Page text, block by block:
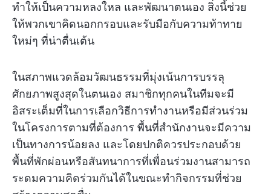
ทำให้เป็นความหลงใหล และพัฒนาตนเอง สิ่งนี้ช่วย
ให้พวกเขาคิดนอกกรอบและรับมือกับความท้าทาย
ใหม่ๆ ที่น่าตื่นเต้น
ในสภาพแวดล้อมวัฒนธรรมที่มุ่งเน้นการบรรลุ
ศักยภาพสูงสุดในตนเอง สมาชิกทุกคนในทีมจะมี
อิสระเต็มที่ในการเลือกวิธีการทำงานหรือมีส่วนร่วม
ในโครงการตามที่ต้องการ พื้นที่สำนักงานจะมีความ
เป็นทางการน้อยลง และโดยปกติควรประกอบด้วย
พื้นที่พักผ่อนหรือสันทนาการที่เพื่อนร่วมงานสามารถ
ระดมความคิดร่วมกันได้ในขณะทำกิจกรรมที่ช่วย